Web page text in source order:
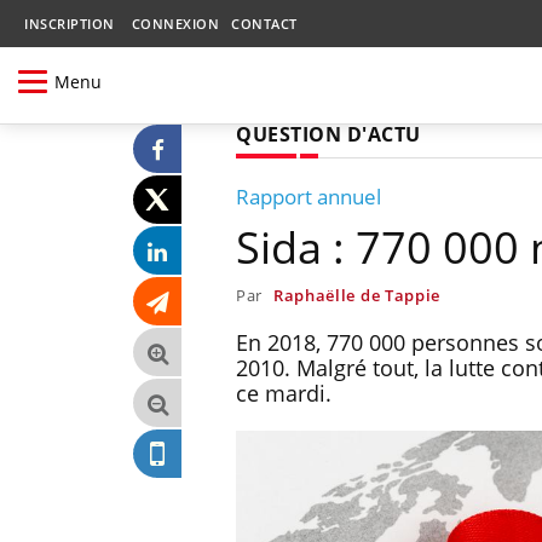
INSCRIPTION CONNEXION CONTACT
Menu
QUESTION D'ACTU
Rapport annuel
Sida : 770 000
Par Raphaëlle de Tappie
En 2018, 770 000
2010. Malgré tout, la lutte
ce mardi.